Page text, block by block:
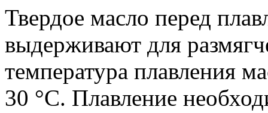
Твердое масло перед
выдерживают для
температура плавления
30 °С. Плавление